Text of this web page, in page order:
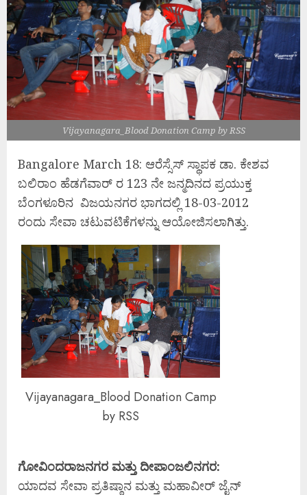
Vijayanagara_Blood Donation Camp by RSS
Bangalore March 18: ಆರೆಸ್ಸೆಸ್ ಸ್ಥಾಪಕ ಡಾ. ಕೇಶವ
ಬಲಿರಾಂ ಹೆಡಗೆವಾರ್ ರ 123 ನೇ ಜನ್ಮದಿನದ ಪ್ರಯುಕ್ತ
ಬೆಂಗಳೂರಿನ ವಿಜಯನಗರ ಭಾಗದಲ್ಲಿ 18-03-2012
ರಂದು ಸೇವಾ ಚಟುವಟಿಕೆಗಳನ್ನು ಆಯೋಜಿಸಲಾಗಿತ್ತು.
Vijayanagara_Blood Donation Camp
by RSS
ಗೋವಿಂದರಾಜನಗರ ಮತ್ತು ದೀಪಾಂಜಲಿನಗರ:
ಯಾದವ ಸೇವಾ ಪ್ರತಿಷ್ಠಾನ ಮತ್ತು ಮಹಾವೀರ್ ಜೈನ್